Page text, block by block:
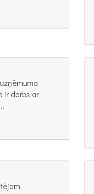
ir darbs ar